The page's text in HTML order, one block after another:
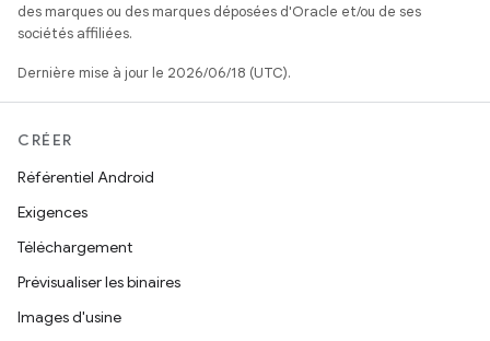
des marques ou des marques déposées d'Oracle et/ou de ses
sociétés affiliées.
Dernière mise à jour le 2026/06/18 (UTC).
CRÉER
Référentiel Android
Exigences
Téléchargement
Prévisualiser les binaires
Images d'usine